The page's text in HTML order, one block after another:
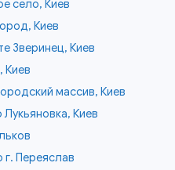
село, Киев
Киев
Зверинец, Киев
Киев
массив, Киев
Киев
г. Переяслав